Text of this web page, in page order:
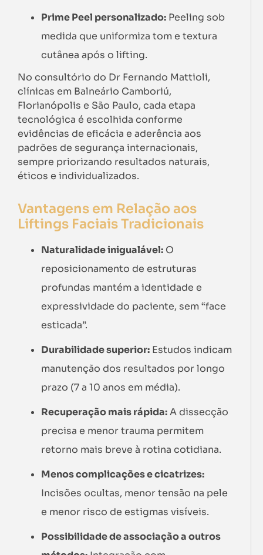
Prime Peel personalizado: Peeling sob
medida que uniformiza tom e textura
cutânea após o lifting.
No consultório do Dr Fernando Mattioli,
clínicas em Balneário Camboriú,
Florianópolis e São Paulo, cada etapa
tecnológica é escolhida conforme
evidências de eficácia e aderência aos
padrões de segurança internacionais,
sempre priorizando resultados naturais,
éticos e individualizados.
Vantagens em Relação aos
Liftings Faciais Tradicionais
Naturalidade inigualável: O
reposicionamento de estruturas
profundas mantém a identidade e
expressividade do paciente, sem “face
esticada”.
Durabilidade superior: Estudos indicam
manutenção dos resultados por longo
prazo (7 a 10 anos em média).
Recuperação mais rápida:A dissecção
precisa e menor trauma permitem
retorno mais breve à rotina cotidiana.
Menos complicações e cicatrizes:
Incisões ocultas, menor tensão na pele
e menor risco de estigmas visíveis.
Possibilidade de associação a outros